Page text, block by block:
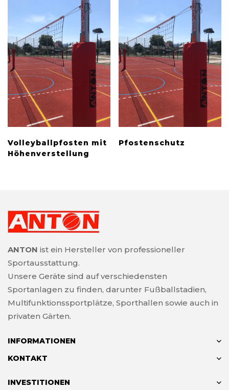
Volleyballpfosten mit
Höhenverstellung
Pfostenschutz
ANTON ist ein Hersteller von professioneller
Sportausstattung.
Unsere Geräte sind auf verschiedensten
Sportanlagen zu finden, darunter Fußballstadien,
Multifunktionssportplätze, Sporthallen sowie auch in
privaten Gärten.
INFORMATIONEN
KONTAKT
INVESTITIONEN